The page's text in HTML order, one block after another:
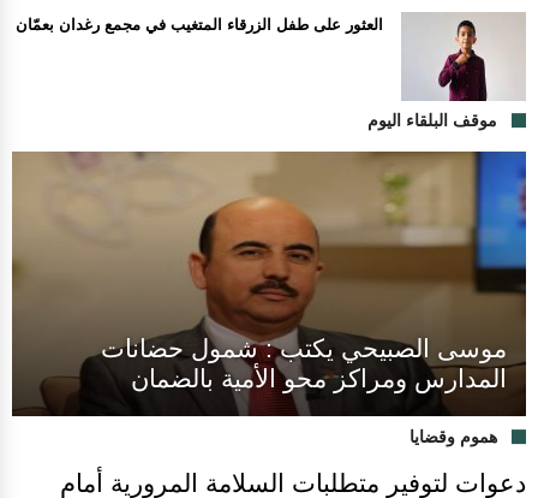
العثور على طفل الزرقاء المتغيب في مجمع رغدان بعمّان
موقف البلقاء اليوم
موسى الصبيحي يكتب : شمول حضانات
المدارس ومراكز محو الأمية بالضمان
هموم وقضايا
دعوات لتوفير متطلبات السلامة المرورية أمام